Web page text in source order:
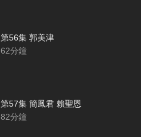
第56集 郭美津
62分鐘
第57集 簡鳳君 賴聖恩
82分鐘